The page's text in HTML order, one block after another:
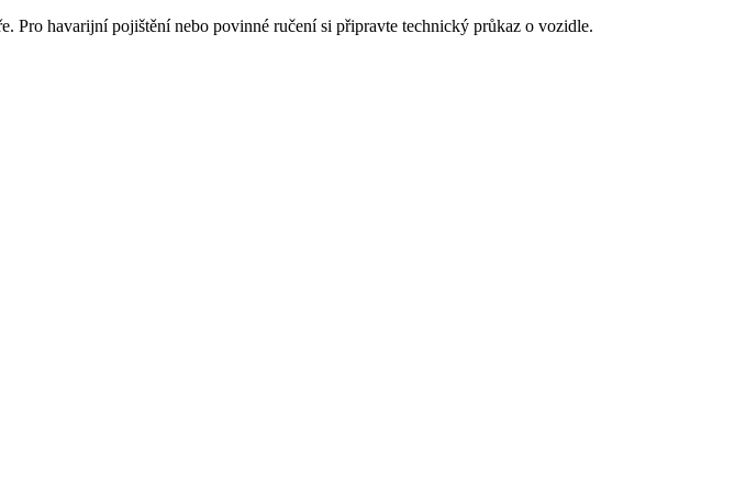
Pro havarijní pojištění nebo povinné ručení si připravte technický průkaz o vozidle.